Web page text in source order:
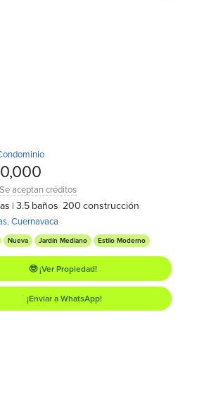
Se aceptan créditos
| 3.5 baños 200 construcción
,Cuernavaca
Nueva Jardín Mediano Estilo Moderno
🤓 ¡Ver Propiedad!
¡Enviar a WhatsApp!